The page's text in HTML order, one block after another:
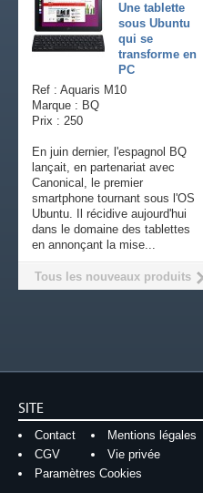
Une tablette
sous Ubuntu
qui se
transforme en
PC
Ref : Aquaris M10
Marque : BQ
Prix : 250
En juin dernier, l'espagnol BQ
lançait, en partenariat avec
Canonical, le premier
smartphone tournant sous l'OS
Ubuntu. Il récidive aujourd'hui
dans le domaine des tablettes
en annonçant la mise...
Tous les nouveaux produits
SITE
Contact
Mentions légales
CGV
Vie privée
Paramètres Cookies